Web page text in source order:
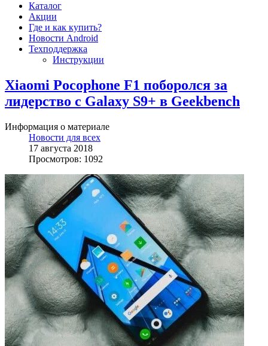
Каталог
Акции
Где и как купить?
Новости Android
Техподдержка
Инструкции
Xiaomi Pocophone F1 поборолся за
лидерство с Galaxy S9+ в Geekbench
Информация о материале
Новости для всех
17 августа 2018
Просмотров: 1092